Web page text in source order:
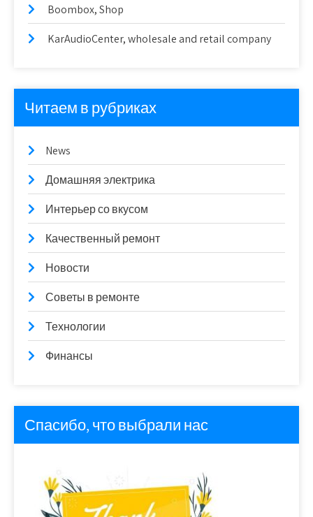
Boombox, Shop
KarAudioCenter, wholesale and retail company
Читаем в рубриках
News
Домашняя электрика
Интерьер со вкусом
Качественный ремонт
Новости
Советы в ремонте
Технологии
Финансы
Спасибо, что выбрали нас